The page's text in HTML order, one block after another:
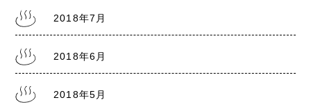
2018年7月
2018年6月
2018年5月